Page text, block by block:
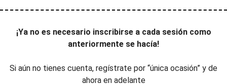
¡Ya no es necesario inscribirse a cada sesión como
anteriormente se hacía!
Si aún no tienes cuenta, regístrate por “única ocasión” y de
ahora en adelante